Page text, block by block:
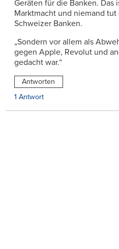
Geräten für die Banken. Das
Marktmacht und niemand
Schweizer Banken.
„Sondern vor allem als
gegen Apple, Revolut und
gedacht war.“
Antworten
1 Antwort